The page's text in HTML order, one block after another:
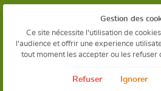
Mentions
Conditions générales
Politique de
Gestion des
Gestion des
Ce site nécessite l'utilisation de
l'audience et offrir une experience
tout moment les accepter ou les refuser
Refuser Ignorer